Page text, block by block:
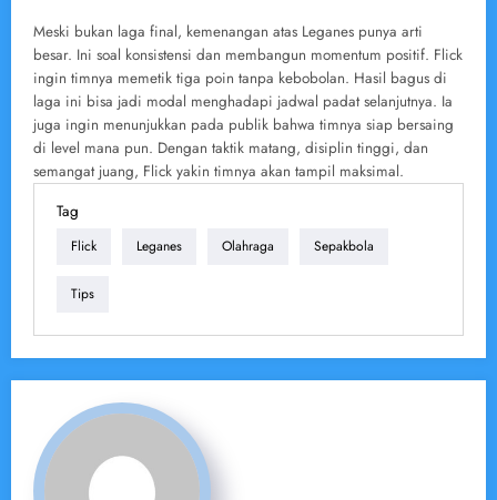
Meski bukan laga final, kemenangan atas Leganes punya arti
besar. Ini soal konsistensi dan membangun momentum positif. Flick
ingin timnya memetik tiga poin tanpa kebobolan. Hasil bagus di
laga ini bisa jadi modal menghadapi jadwal padat selanjutnya. Ia
juga ingin menunjukkan pada publik bahwa timnya siap bersaing
di level mana pun. Dengan taktik matang, disiplin tinggi, dan
semangat juang, Flick yakin timnya akan tampil maksimal.
Tag
Flick Leganes Olahraga Sepakbola
Tips